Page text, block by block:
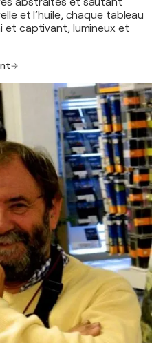
et l’huile, chaque tableau
et captivant, lumineux et